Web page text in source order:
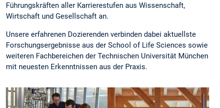
Führungskräften aller Karrierestufen aus Wissenschaft,
Wirtschaft und Gesellschaft an.
Unsere erfahrenen Dozierenden verbinden dabei aktuellste
Forschungsergebnisse aus der School of Life Sciences sowie
weiteren Fachbereichen der Technischen Universität München
mit neuesten Erkenntnissen aus der Praxis.